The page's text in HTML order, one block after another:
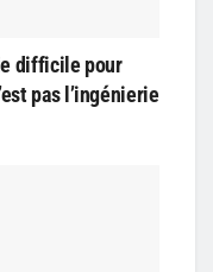
difficile pour
pas l’ingénierie